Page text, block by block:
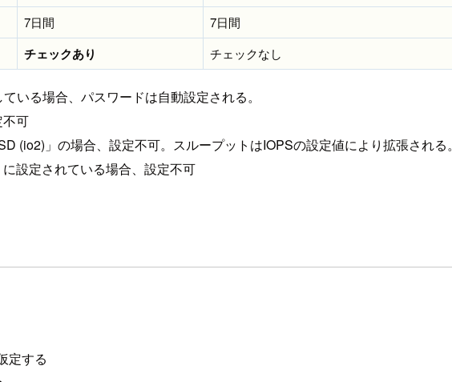
7日間 7日間
チェックあり チェックなし
いる場合、パスワードは自動設定される。
可
(io2)」の場合、設定不可。スループットはIOPSの設定値により拡張される。
設定されている場合、設定不可
定する